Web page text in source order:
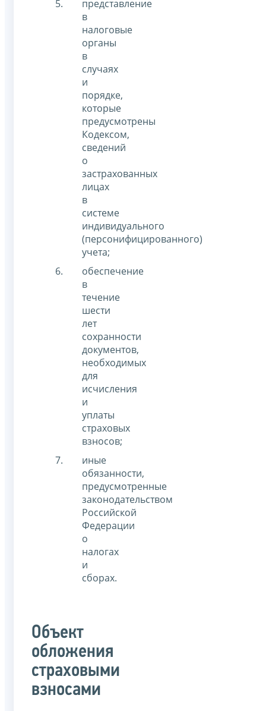
представление
в
налоговые
органы
в
случаях
и
порядке,
которые
предусмотрены
Кодексом,
сведений
о
застрахованных
лицах
в
системе
индивидуального
(персонифицированного)
учета;
обеспечение
в
течение
шести
лет
сохранности
документов,
необходимых
для
исчисления
и
уплаты
страховых
взносов;
иные
обязанности,
предусмотренные
законодательством
Российской
Федерации
о
налогах
и
сборах.
Объект
обложения
страховыми
взносами